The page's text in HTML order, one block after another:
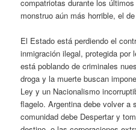
compatriotas durante los
monstruo aún más horrible, el
El Estado está perdiendo el
inmigración ilegal, protegida
está poblando de criminales
droga y la muerte buscan
Ley y un Nacionalismo
flagelo. Argentina debe volver a
comunidad debe Despertar y